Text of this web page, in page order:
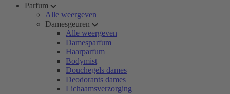
Parfum
Alle weergeven
Damesgeuren
Alle weergeven
Damesparfum
Haarparfum
Bodymist
Douchegels dames
Deodorants dames
Lichaamsverzorging